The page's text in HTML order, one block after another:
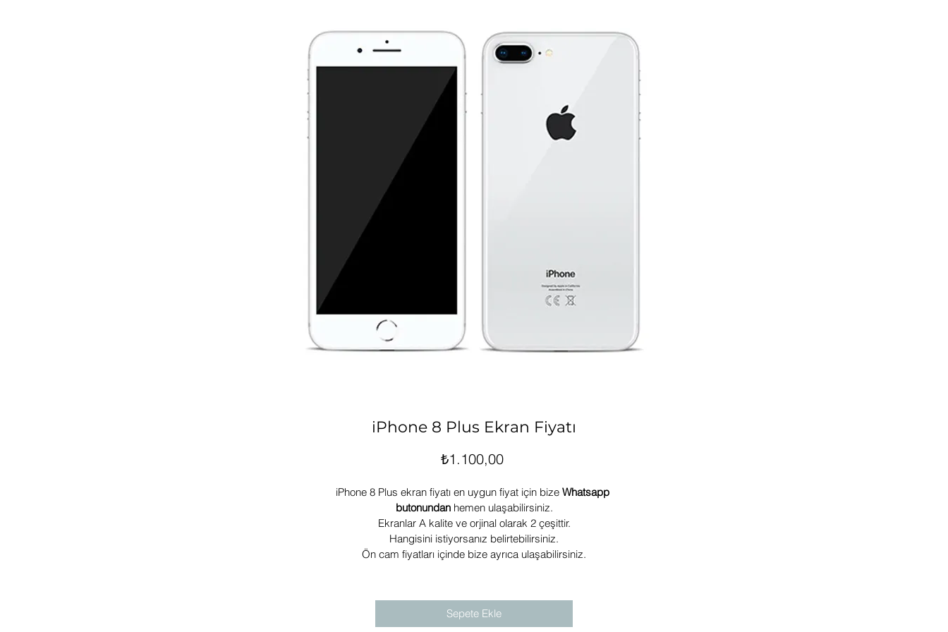
iPhone 8 Plus Ekran Fiyatı
₺1.100,00Fiyat
iPhone 8 Plus ekran fiyatı en uygun fiyat için bize Whatsapp
butonundan hemen ulaşabilirsiniz.
Ekranlar A kalite ve orjinal olarak 2 çeşittir.
Hangisini istiyorsanız belirtebilirsiniz.
Ön cam fiyatları içinde bize ayrıca ulaşabilirsiniz.
Sepete Ekle